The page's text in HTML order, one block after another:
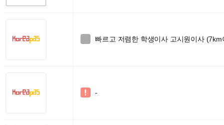
빠르고 저렴한 학생이사 고시원이사
 -